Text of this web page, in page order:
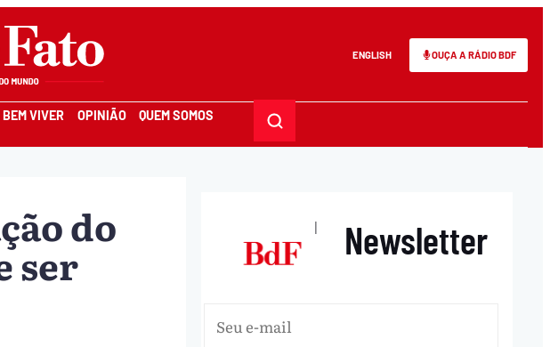
ENGLISH OUÇA A RÁDIO BDF
BEM VIVER OPINIÃO QUEM SOMOS
do
ser
| Newsletter